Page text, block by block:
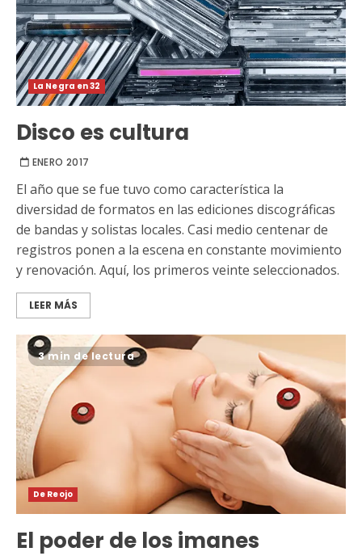
La Negra en 32
Disco es cultura
ENERO 2017
El año que se fue tuvo como característica la
diversidad de formatos en las ediciones discográficas
de bandas y solistas locales. Casi medio centenar de
registros ponen a la escena en constante movimiento
y renovación. Aquí, los primeros veinte seleccionados.
LEER MÁS
3 min de lectura
De Reojo
El poder de los imanes